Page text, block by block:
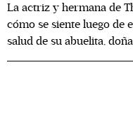
La actriz y hermana de
cómo se siente luego de
salud de su abuelita,